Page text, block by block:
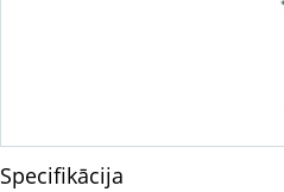
Specifikācija